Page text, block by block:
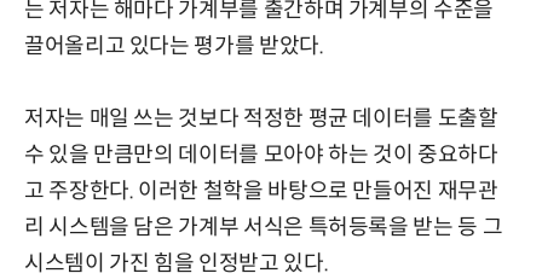
는 저자는 해마다 가계부를 출간하며 가계부의 수준을
끌어올리고 있다는 평가를 받았다.
저자는 매일 쓰는 것보다 적정한 평균 데이터를 도출할
수 있을 만큼만의 데이터를 모아야 하는 것이 중요하다
고 주장한다. 이러한 철학을 바탕으로 만들어진 재무관
리 시스템을 담은 가계부 서식은 특허등록을 받는 등 그
시스템이 가진 힘을 인정받고 있다.